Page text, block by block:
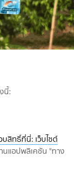
นี้:
สิทธิ์ที่นี่: เว็บไซต์
นแอปพลิเคชัน "ทาง